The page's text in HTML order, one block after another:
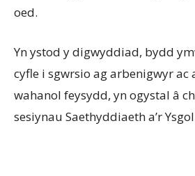
oed.
Yn ystod y digwyddiad, bydd
cyfle i sgwrsio ag arbenigwyr
wahanol feysydd, yn ogystal â
sesiynau Saethyddiaeth a’r